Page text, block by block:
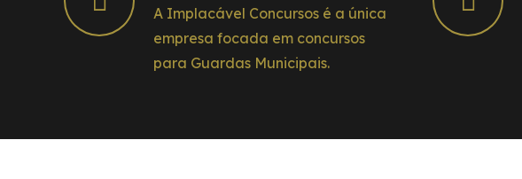
A Implacável Concursos é a única
empresa focada em concursos
para Guardas Municipais.